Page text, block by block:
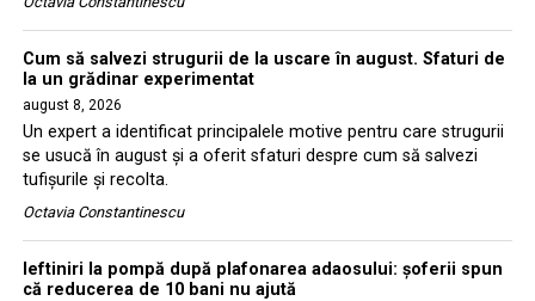
Cum să salvezi strugurii de la uscare în august. Sfaturi de
la un grădinar experimentat
august 8, 2026
Un expert a identificat principalele motive pentru care strugurii
se usucă în august și a oferit sfaturi despre cum să salvezi
tufișurile și recolta.
Octavia Constantinescu
Ieftiniri la pompă după plafonarea adaosului: șoferii spun
că reducerea de 10 bani nu ajută